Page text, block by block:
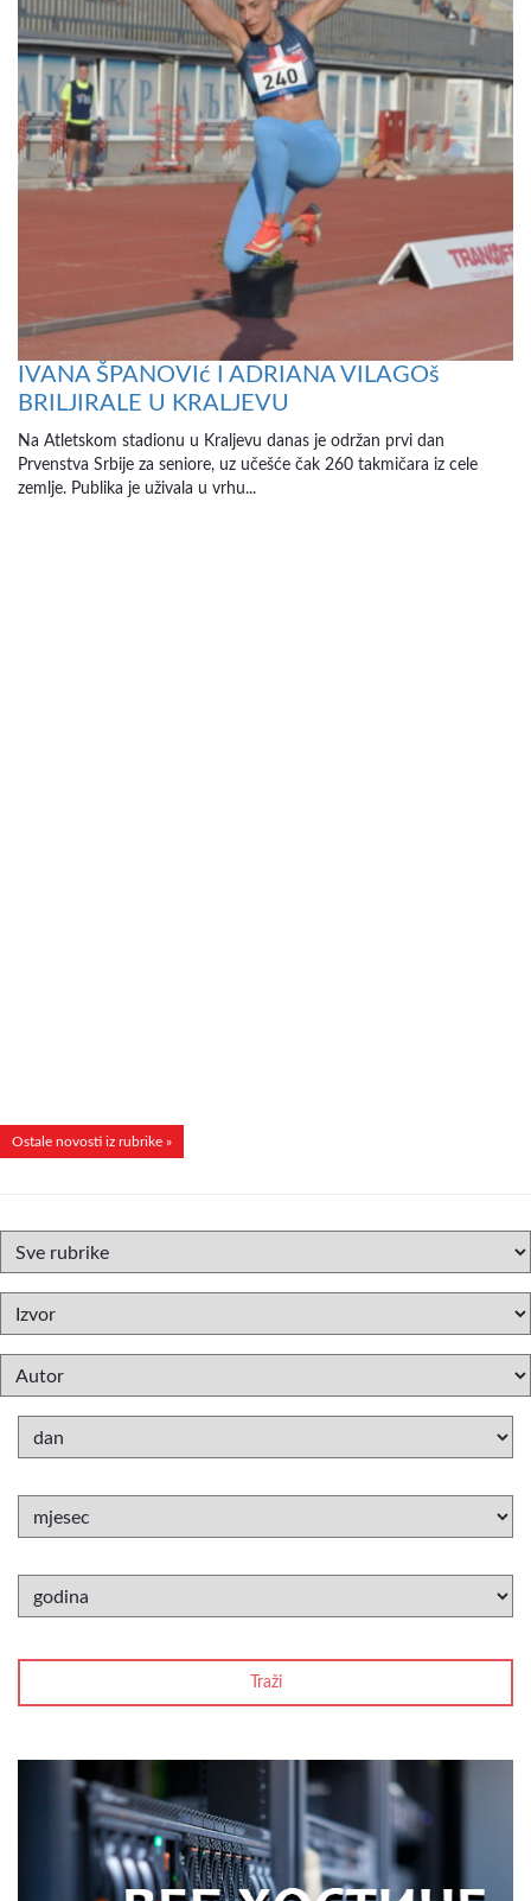
IVANA ŠPANOVIć I ADRIANA VILAGOš
BRILJIRALE U KRALJEVU
Na Atletskom stadionu u Kraljevu danas je održan prvi dan
Prvenstva Srbije za seniore, uz učešće čak 260 takmičara iz cele
zemlje. Publika je uživala u vrhu...
Ostale novosti iz rubrike »